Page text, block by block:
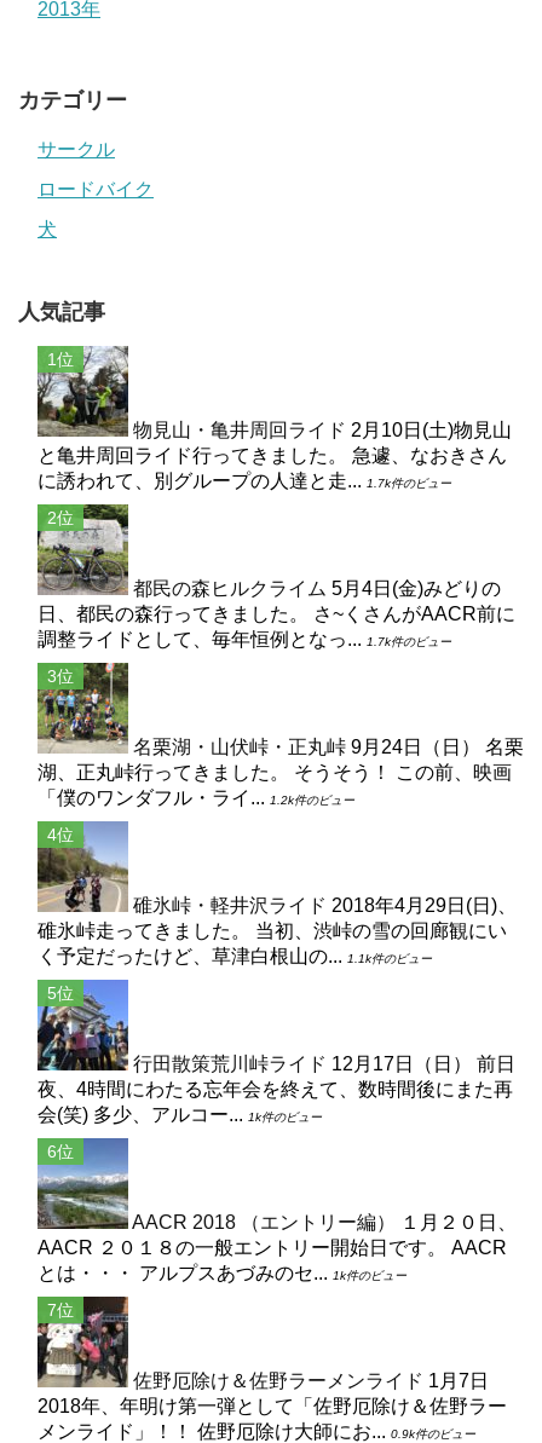
2013年
カテゴリー
サークル
ロードバイク
犬
人気記事
物見山・亀井周回ライド 2月10日(土)物見山
と亀井周回ライド行ってきました。 急遽、なおきさん
に誘われて、別グループの人達と走... 1.7k件のビュー
都民の森ヒルクライム 5月4日(金)みどりの
日、都民の森行ってきました。 さ~くさんがAACR前に
調整ライドとして、毎年恒例となっ... 1.7k件のビュー
名栗湖・山伏峠・正丸峠 9月24日（日） 名栗
湖、正丸峠行ってきました。 そうそう！ この前、映画
「僕のワンダフル・ライ... 1.2k件のビュー
碓氷峠・軽井沢ライド 2018年4月29日(日)、
碓氷峠走ってきました。 当初、渋峠の雪の回廊観にい
く予定だったけど、草津白根山の... 1.1k件のビュー
行田散策荒川峠ライド 12月17日（日） 前日
夜、4時間にわたる忘年会を終えて、数時間後にまた再
会(笑) 多少、アルコー... 1k件のビュー
AACR 2018 （エントリー編）
１月２０日、
AACR ２０１８の一般エントリー開始日です。 AACR
とは・・・ アルプスあづみのセ... 1k件のビュー
佐野厄除け＆佐野ラーメンライド 1月7日
2018年、年明け第一弾として「佐野厄除け＆佐野ラー
メンライド」！！ 佐野厄除け大師にお... 0.9k件のビュー